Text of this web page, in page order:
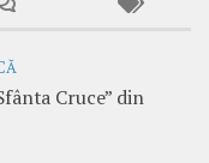
Cruce” din